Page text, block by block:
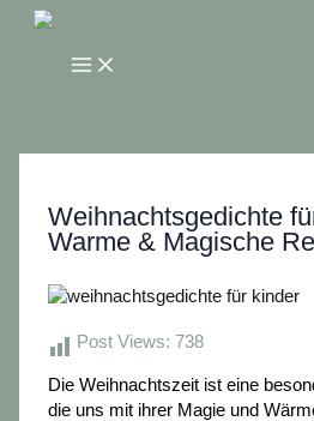
Zum
springenMain
Weihnachtsgedichte
Warme & Magische
Post Views: 738
Die Weihnachtszeit ist eine
die uns mit ihrer Magie und